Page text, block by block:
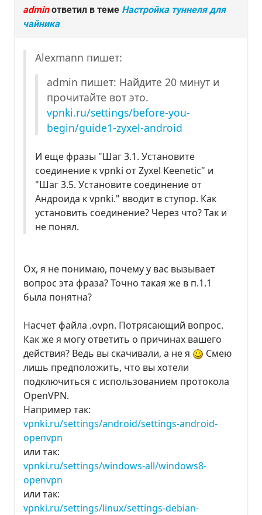
adminответил в теме Настройка туннеля для
чайника
Alexmann пишет:
admin пишет: Найдите 20 минут и
прочитайте вот это.
vpnki.ru/settings/before-you-
begin/guide1-zyxel-android
И еще фразы "Шаг 3.1. Установите
соединение к vpnki от Zyxel Keenetic" и
"Шаг 3.5. Установите соединение от
Андроида к vpnki." вводит в ступор. Как
установить соединение? Через что? Так и
не понял.
Ох, я не понимаю, почему у вас вызывает
вопрос эта фраза? Точно такая же в п.1.1
была понятна?
Насчет файла .ovpn. Потрясающий вопрос.
Как же я могу ответить о причинах вашего
действия? Ведь вы скачивали, а не я
Смею
лишь предположить, что вы хотели
подключиться с использованием протокола
OpenVPN.
Например так:
vpnki.ru/settings/android/settings-android-
openvpn
или так:
vpnki.ru/settings/windows-all/windows8-
openvpn
или так:
vpnki.ru/settings/linux/settings-debian-